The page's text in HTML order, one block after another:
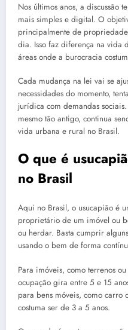
Nos últimos anos, a discussão
mais simples e digital. O
principalmente de
dia. Isso faz diferença na vida
áreas onde a burocracia
Cada mudança na lei vai se
necessidades do momento,
jurídica com demandas
mesmo tão antigo, continua
vida urbana e rural no Brasil.
O que é
no Brasil
Aqui no Brasil, o usucapião é
proprietário de um imóvel ou
ou herdar. Basta cumprir
usando o bem de forma
Para imóveis, como terrenos
ocupação gira entre 5 e 15
para bens móveis, como carro
costuma ser de 3 a 5 anos.